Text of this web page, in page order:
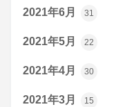
2021年6月 31
2021年5月 22
2021年4月 30
2021年3月 15